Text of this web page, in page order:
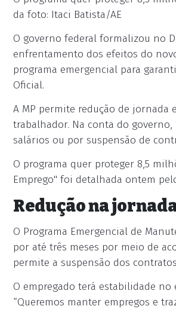
da foto: Itaci Batista/AE
O governo federal formalizou no
enfrentamento dos efeitos do
programa emergencial para
Oficial.
A MP permite redução de
trabalhador. Na conta do governo,
salários ou por suspensão de
O programa quer proteger 8,5
Emprego" foi detalhada ontem
Redução na
O Programa Emergencial de
por até três meses por meio de
permite a suspensão dos
O empregado terá estabilidade
“Queremos manter empregos e